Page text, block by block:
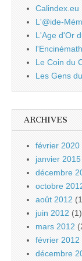
Calindex.eu
L'@ide-
L'Age d'Or
Le Coin du
Les Gens
ARCHIVES
février 2020
janvier 2015
décembre
octobre
août 2012
juin 2012 (1)
mars 2012
février 2012
décembre